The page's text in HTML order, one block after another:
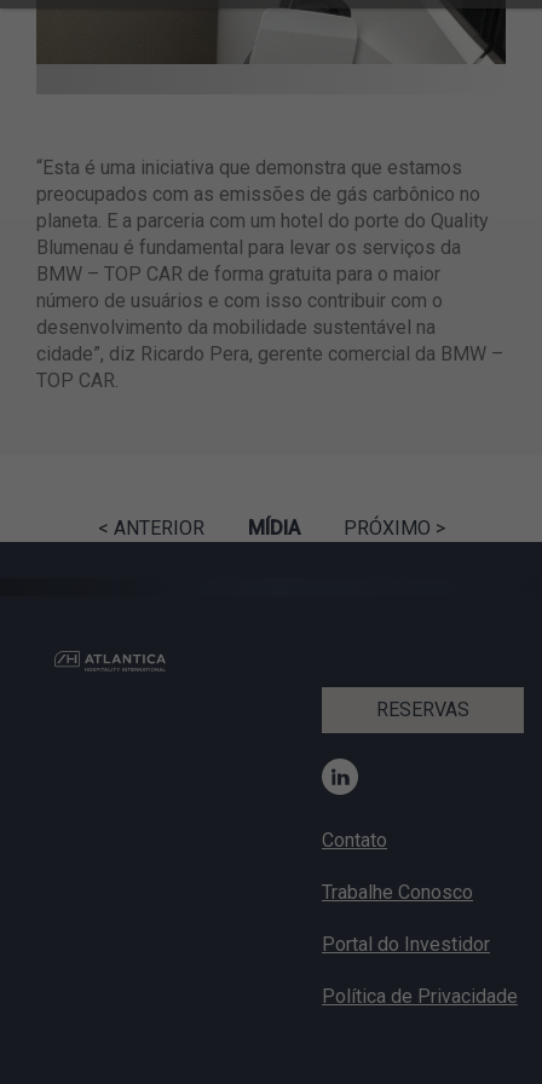
“Esta é uma iniciativa que demonstra que estamos
preocupados com as emissões de gás carbônico no
planeta. E a parceria com um hotel do porte do Quality
Blumenau é fundamental para levar os serviços da
BMW – TOP CAR de forma gratuita para o maior
número de usuários e com isso contribuir com o
desenvolvimento da mobilidade sustentável na
cidade”, diz Ricardo Pera, gerente comercial da BMW –
TOP CAR.
< ANTERIOR MÍDIA PRÓXIMO >
RESERVAS
Contato
Trabalhe Conosco
Portal do Investidor
Política de Privacidade